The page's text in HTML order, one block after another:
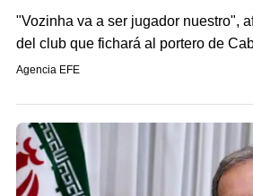
"Vozinha va a ser jugador nuestro",
del club que fichará al portero de
Agencia EFE